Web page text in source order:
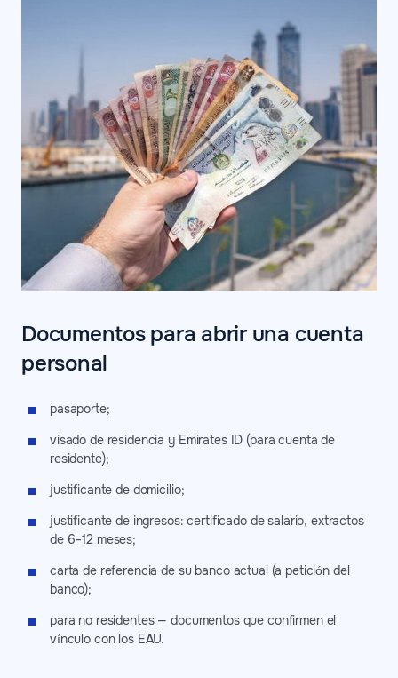
Documentos para abrir una cuenta
personal
pasaporte;
visado de residencia y Emirates ID (para cuenta de
residente);
justificante de domicilio;
justificante de ingresos: certificado de salario, extractos
de 6–12 meses;
carta de referencia de su banco actual (a petición del
banco);
para no residentes — documentos que confirmen el
vínculo con los EAU.